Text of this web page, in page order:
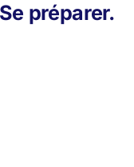
préparer.